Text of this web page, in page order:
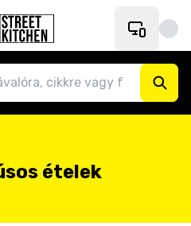
ételek